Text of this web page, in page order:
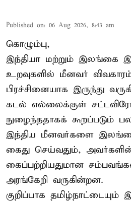
Published on: 06 Aug 2026, 8:43 am
கொழும்பு,
இந்தியா மற்றும் இலங்கை
உறவுகளில் மீனவர்
பிரச்சினையாக இருந்து
கடல் எல்லைக்குள்
நுழைந்ததாகக் கூறப்படும்
இந்திய மீனவர்களை
கைது செய்வதும்,
கைப்பற்றியதுமான
அரங்கேறி வருகின்றன.
குறிப்பாக